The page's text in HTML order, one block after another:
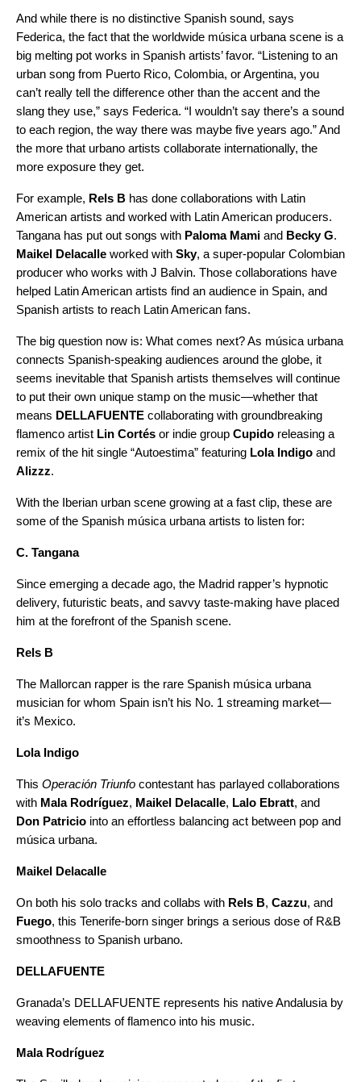
And while there is no distinctive Spanish sound, says
Federica, the fact that the worldwide música urbana scene is a
big melting pot works in Spanish artists’ favor. “Listening to an
urban song from Puerto Rico, Colombia, or Argentina, you
can’t really tell the difference other than the accent and the
slang they use,” says Federica. “I wouldn’t say there’s a sound
to each region, the way there was maybe five years ago.” And
the more that urbano artists collaborate internationally, the
more exposure they get.
For example, Rels B has done collaborations with Latin
American artists and worked with Latin American producers.
Tangana has put out songs with Paloma Mami and Becky G.
Maikel Delacalle worked with Sky, a super-popular Colombian
producer who works with J Balvin. Those collaborations have
helped Latin American artists find an audience in Spain, and
Spanish artists to reach Latin American fans.
The big question now is: What comes next? As música urbana
connects Spanish-speaking audiences around the globe, it
seems inevitable that Spanish artists themselves will continue
to put their own unique stamp on the music—whether that
means DELLAFUENTE collaborating with groundbreaking
flamenco artist Lin Cortés or indie group Cupido releasing a
remix of the hit single “Autoestima” featuring Lola Indigo and
Alizzz.
With the Iberian urban scene growing at a fast clip, these are
some of the Spanish música urbana artists to listen for:
C. Tangana
Since emerging a decade ago, the Madrid rapper’s hypnotic
delivery, futuristic beats, and savvy taste-making have placed
him at the forefront of the Spanish scene.
Rels B
The Mallorcan rapper is the rare Spanish música urbana
musician for whom Spain isn’t his No. 1 streaming market—
it’s Mexico.
Lola Indigo
This Operación Triunfo contestant has parlayed collaborations
with Mala Rodríguez, Maikel Delacalle, Lalo Ebratt, and
Don Patricio into an effortless balancing act between pop and
música urbana.
Maikel Delacalle
On both his solo tracks and collabs with Rels B, Cazzu, and
Fuego, this Tenerife-born singer brings a serious dose of R&B
smoothness to Spanish urbano.
DELLAFUENTE
Granada’s DELLAFUENTE represents his native Andalusia by
weaving elements of flamenco into his music.
Mala Rodríguez